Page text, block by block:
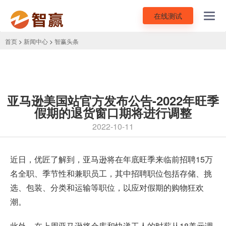
在线测试
首页 > 新闻中心 > 智赢头条
亚马逊美国站官方发布公告-2022年旺季
假期的退货窗口期将进行调整
2022-10-11
近日，优匠了解到，亚马逊将在年底旺季来临前招聘15万
名全职、季节性和兼职员工，其中招聘职位包括存储、挑
选、包装、分类和运输等职位，以应对假期的购物狂欢
潮。